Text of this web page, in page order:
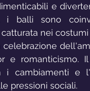
e
i balli sono
nei
celebrazione
e romanticismo.
i cambiamenti e
pressioni sociali.